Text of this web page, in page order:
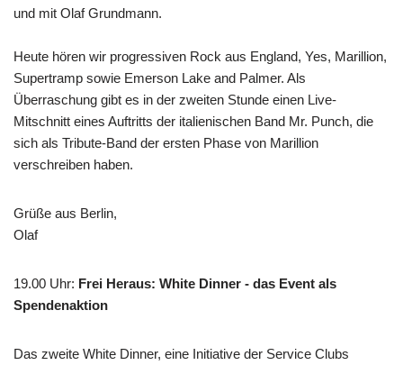
und mit Olaf Grundmann.
Heute hören wir progressiven Rock aus England, Yes, Marillion,
Supertramp sowie Emerson Lake and Palmer. Als
Überraschung gibt es in der zweiten Stunde einen Live-
Mitschnitt eines Auftritts der italienischen Band Mr. Punch, die
sich als Tribute-Band der ersten Phase von Marillion
verschreiben haben.
Grüße aus Berlin,
Olaf
19.00 Uhr: Frei Heraus: White Dinner - das Event als
Spendenaktion
Das zweite White Dinner, eine Initiative der Service Clubs